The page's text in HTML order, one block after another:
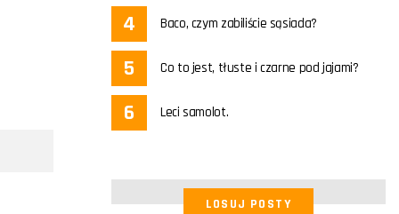
Baco, czym zabiliście sąsiada?
Co to jest, tłuste i czarne pod jajami?
Leci samolot.
LOSUJ POSTY